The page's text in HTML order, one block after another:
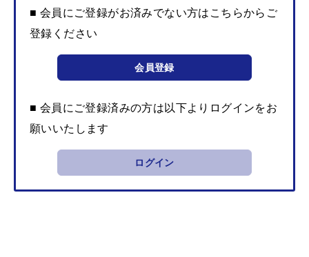
■ 会員にご登録がお済みでない方はこちらからご
登録ください
会員登録
■ 会員にご登録済みの方は以下よりログインをお
願いいたします
ログイン